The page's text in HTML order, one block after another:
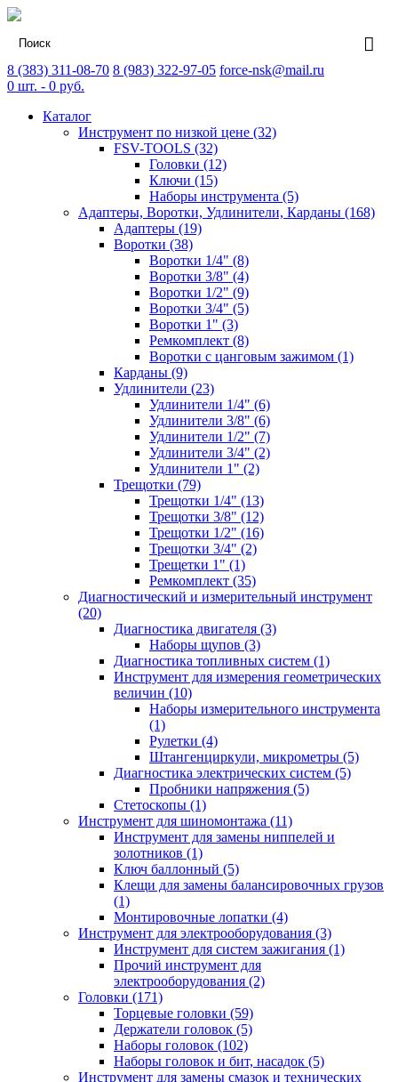
8 (383) 311-08-70 8 (983) 322-97-05 force-nsk@mail.ru
0 шт. - 0 руб.
Каталог
Инструмент по низкой цене (32)
FSV-TOOLS (32)
Головки (12)
Ключи (15)
Наборы инструмента (5)
Адаптеры, Воротки, Удлинители, Карданы (168)
Адаптеры (19)
Воротки (38)
Воротки 1/4" (8)
Воротки 3/8" (4)
Воротки 1/2" (9)
Воротки 3/4" (5)
Воротки 1" (3)
Ремкомплект (8)
Воротки с цанговым зажимом (1)
Карданы (9)
Удлинители (23)
Удлинители 1/4" (6)
Удлинители 3/8" (6)
Удлинители 1/2" (7)
Удлинители 3/4" (2)
Удлинители 1" (2)
Трещотки (79)
Трещотки 1/4" (13)
Трещотки 3/8" (12)
Трещотки 1/2" (16)
Трещотки 3/4" (2)
Трещетки 1" (1)
Ремкомплект (35)
Диагностический и измерительный инструмент
(20)
Диагностика двигателя (3)
Наборы щупов (3)
Диагностика топливных систем (1)
Инструмент для измерения геометрических
величин (10)
Наборы измерительного инструмента
(1)
Рулетки (4)
Штангенциркули, микрометры (5)
Диагностика электрических систем (5)
Пробники напряжения (5)
Стетоскопы (1)
Инструмент для шиномонтажа (11)
Инструмент для замены ниппелей и
золотников (1)
Ключ баллонный (5)
Клещи для замены балансировочных грузов
(1)
Монтировочные лопатки (4)
Инструмент для электрооборудования (3)
Инструмент для систем зажигания (1)
Прочий инструмент для
электрооборудования (2)
Головки (171)
Торцевые головки (59)
Держатели головок (5)
Наборы головок (102)
Наборы головок и бит, насадок (5)
Инструмент для замены смазок и технических